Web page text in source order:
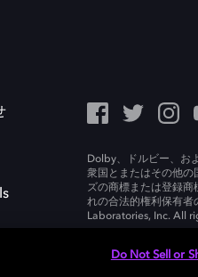
Dolby、ドルビー、お
衆国とまたはその他の
ズの商標または登録
れの合法的権利保有
Laboratories, Inc. All
Do Not Sell or